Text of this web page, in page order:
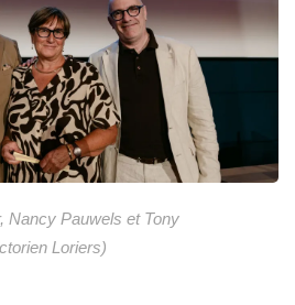
Nancy Pauwels et Tony
Loriers)